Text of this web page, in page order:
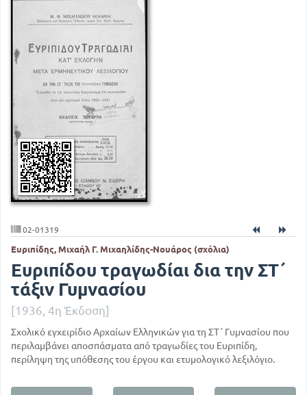
02-01319
Ευριπίδης, Μιχαήλ Γ. Μιχαηλίδης-Νουάρος (σχόλια)
Ευριπίδου τραγωδίαι δια την ΣΤ΄
τάξιν Γυμνασίου
[1936, 4η Έκδοση]
Σχολικό εγχειρίδιο Αρχαίων Ελληνικών για τη ΣΤ΄ Γυμνασίου που
περιλαμβάνει αποσπάσματα από τραγωδίες του Ευριπίδη,
περίληψη της υπόθεσης του έργου και ετυμολογικό λεξιλόγιο.